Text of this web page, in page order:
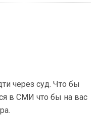
через суд. Что бы
в СМИ что бы на вас